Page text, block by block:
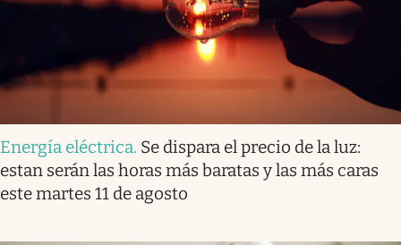
Energía eléctrica. Se dispara el precio de la luz:
estan serán las horas más baratas y las más caras
este martes 11 de agosto